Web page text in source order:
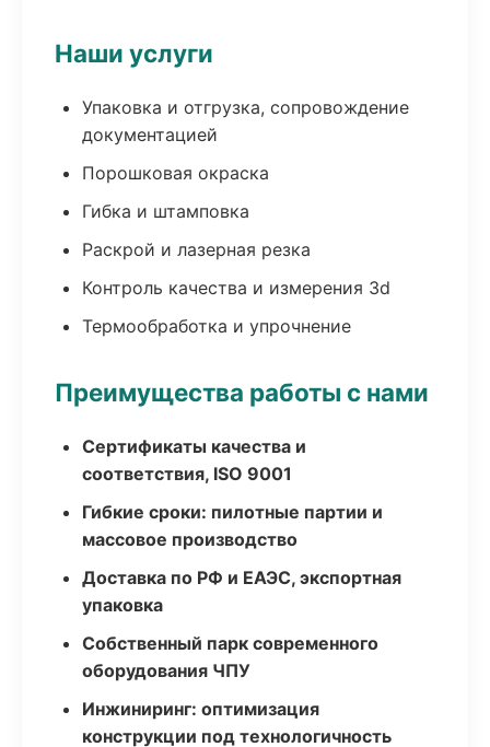
Наши услуги
Упаковка и отгрузка, сопровождение
документацией
Порошковая окраска
Гибка и штамповка
Раскрой и лазерная резка
Контроль качества и измерения 3d
Термообработка и упрочнение
Преимущества работы с нами
Сертификаты качества и
соответствия, ISO 9001
Гибкие сроки: пилотные партии и
массовое производство
Доставка по РФ и ЕАЭС, экспортная
упаковка
Собственный парк современного
оборудования ЧПУ
Инжиниринг: оптимизация
конструкции под технологичность